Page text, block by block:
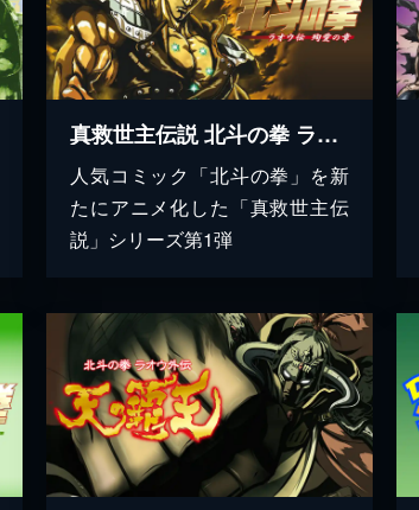
真救世主伝説 北斗の拳 ラオウ伝 殉愛の章
人気コミック「北斗の拳」を新
たにアニメ化した「真救世主伝
説」シリーズ第1弾